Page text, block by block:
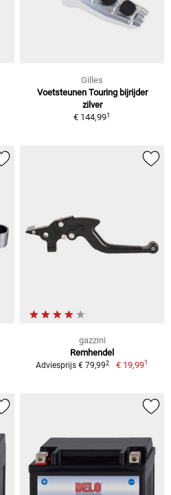
Gilles
Voetsteunen Touring bijrijder
zilver
€ 144,991
gazzini
Remhendel
Adviesprijs € 79,992 € 19,991